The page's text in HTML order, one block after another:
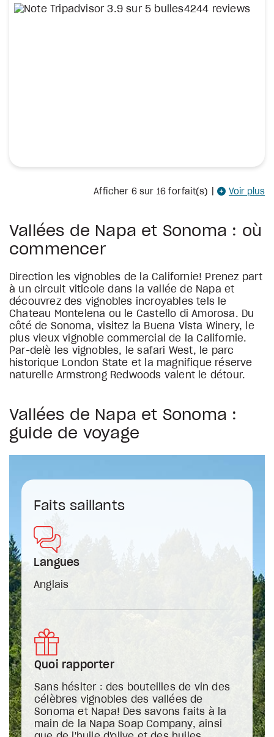
4244 reviews
Afficher 6sur 16 forfait(s) Voir plus
Vallées de Napa et Sonoma : où
commencer
Direction les vignobles de la Californie! Prenez part
à un circuit viticole dans la vallée de Napa et
découvrez des vignobles incroyables tels le
Chateau Montelena ou le Castello di Amorosa. Du
côté de Sonoma, visitez la Buena Vista Winery, le
plus vieux vignoble commercial de la Californie.
Par-delè les vignobles, le safari West, le parc
historique London State et la magnifique réserve
naturelle Armstrong Redwoods valent le détour.
Vallées de Napa et Sonoma :
guide de voyage
Faits saillants
Langues
Anglais
Quoi rapporter
Sans hésiter : des bouteilles de vin des
célèbres vignobles des vallées de
Sonoma et Napa! Des savons faits à la
main de la Napa Soap Company, ainsi